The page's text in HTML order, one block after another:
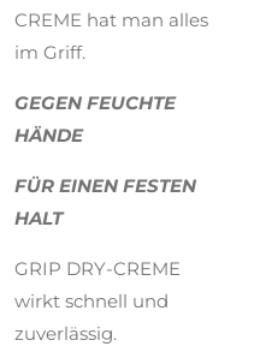
CREME hat man alles
im Griff.
GEGEN FEUCHTE
HÄNDE
FÜR EINEN FESTEN
HALT
GRIP DRY-CREME
wirkt schnell und
zuverlässig.